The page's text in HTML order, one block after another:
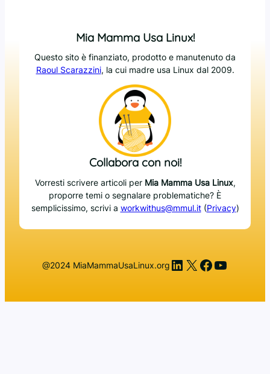
Mia Mamma Usa Linux!
Questo sito è finanziato, prodotto e manutenuto da
Raoul Scarazzini, la cui madre usa Linux dal 2009.
Collabora con noi!
Vorresti scrivere articoli per Mia Mamma Usa Linux,
proporre temi o segnalare problematiche? È
semplicissimo, scrivi a workwithus@mmul.it(Privacy)
@2024 MiaMammaUsaLinux.org LinkedIn
X Facebook